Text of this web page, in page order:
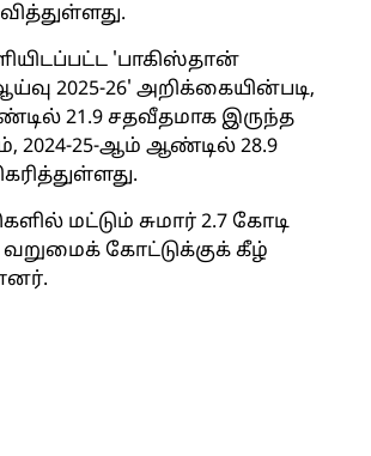
'பாகிஸ்தான்
2025-26' அறிக்கையின்படி,
21.9 சதவீதமாக இருந்த
2024-25-ஆம் ஆண்டில் 28.9
மட்டும் சுமார் 2.7 கோடி
வறுமைக் கோட்டுக்குக் கீழ்